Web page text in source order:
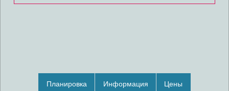
Планировка Информация Цены